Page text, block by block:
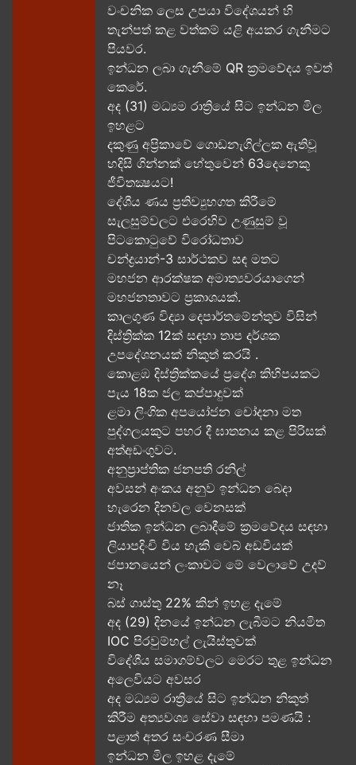
වංචනික ලෙස උපයා විදේශයන් හි
තැන්පත් කළ​ වත්කම් යළි අයකර ගැනීමට
පියවර​.
ඉන්ධන ලබා ගැනීමේ QR ක්‍රමවේදය ඉවත්
කෙරේ.
අද (31) මධ්‍යම රාත්‍රියේ සිට ඉන්ධන මිල
ඉහළට
දකුණු අප්‍රිකාවේ ගොඩනැගිල්ලක ඇතිවූ
හදිසි ගින්නක් හේතුවෙන් 63දෙනෙකු
ජීවිතක්‍ෂයට​!
දේශීය​ ණය ප්‍රතිව්‍යුහගත කිරීමේ
සැලසුම්වලට එරෙහිව උණුසුම් වූ
පිටකොටුවේ විරෝධතාව
චන්ද්‍රයාන්-3 සාර්ථකව සඳ මතට​
මහජන ආරක්ෂක අමාත්‍යවරයාගෙන්
මහජනතාවට ප්‍රකාශයක්.
කාලගුණ විද්‍යා දෙපාර්තමේන්තුව විසින්
දිස්ත්‍රික්ක 12ක් සඳහා තාප දර්ශක
උපදේශනයක් නිකුත් කරයි .
කොළඹ දිස්ත්‍රික්කයේ ප්‍රදේශ කිහිපයකට
පැය 18ක ජල කප්පාදුවක්
ළමා ලිංගික අපයෝජන චෝදනා මත
පුද්ගලයකුට පහර දී ඝාතනය කළ පිරිසක්
අත්අඩංගුවට.
අනුප්‍රාප්තික ජනපති රනිල්
අවසන් අංකය අනුව ඉන්ධන බෙදා
හැරෙන දිනවල වෙනසක්
ජාතික ඉන්ධන ලබාදීමේ ක්‍රමවේදය සඳහා
ලියාපදිංචි විය හැකි වෙබ් අඩවියක්
ජපානයෙන් ලංකාවට මේ වෙලාවේ උදව්
නෑ
බස් ගාස්තු 22% කින් ඉහළ දැමේ
අද (29) දිනයේ ඉන්ධන ලැබීමට නියමිත
IOC පිරවුම්හල් ලැයිස්තුවක්
විදේශීය සමාගම්වලට මෙරට තුළ ඉන්ධන
අලෙවියට අවසර
අද මධ්‍යම රාත්‍රියේ සිට ඉන්ධන නිකුත්
කිරීම අත්‍යවශ්‍ය සේවා සඳහා පමණයි :
පළාත් අතර සංචරණ සීමා
ඉන්ධන මිල ඉහළ දැමේ